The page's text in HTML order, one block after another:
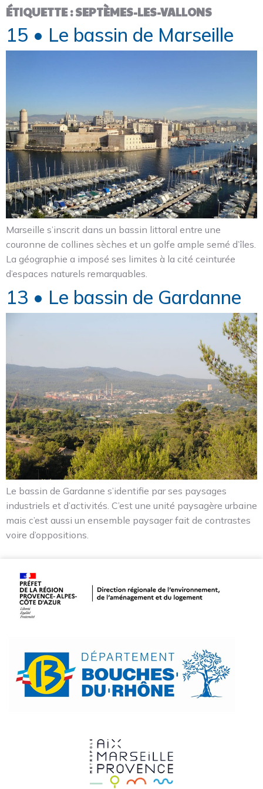
ÉTIQUETTE :SEPTÈMES-LES-VALLONS
15 • Le bassin de Marseille
Marseille s’inscrit dans un bassin littoral entre une
couronne de collines sèches et un golfe ample semé d’îles.
La géographie a imposé ses limites à la cité ceinturée
d’espaces naturels remarquables.
13 • Le bassin de Gardanne
Le bassin de Gardanne s’identifie par ses paysages
industriels et d’activités. C’est une unité paysagère urbaine
mais c’est aussi un ensemble paysager fait de contrastes
voire d’oppositions.